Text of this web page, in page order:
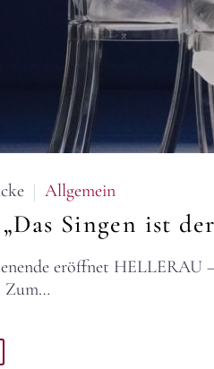
Allgemein
„Das Singen ist
eröffnet HELLERAU
Zum…